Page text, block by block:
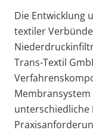
Die Entwicklung
textiler
Trans-Textil
Membransystem
unterschiedliche